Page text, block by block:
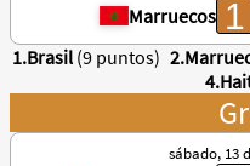
Marruecos
1.Brasil (9 puntos)
sábado, 13